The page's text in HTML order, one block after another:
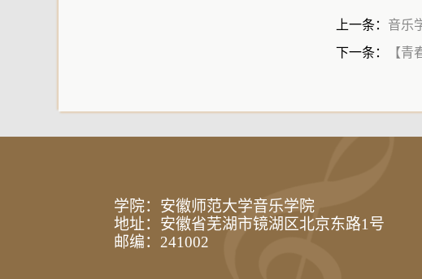
上一条： 音乐
下一条：
【
学院：安徽师范大学音乐学院
地址：安徽省芜湖市镜湖区北京东路1号
邮编：241002